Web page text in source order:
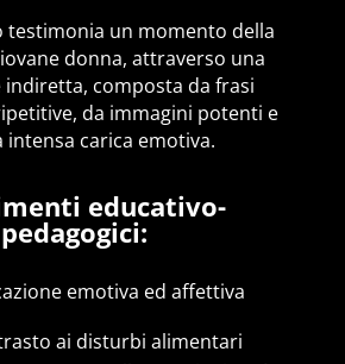
testimonia un momento della
donna, attraverso una
composta da frasi
da immagini potenti e
intensa carica emotiva.
educativo-
pedagogici:
emotiva ed affettiva
ai disturbi alimentari